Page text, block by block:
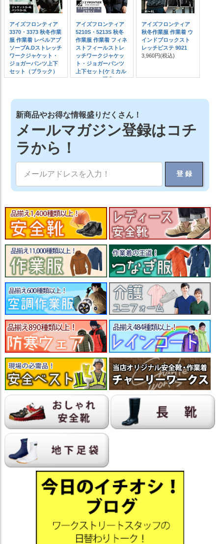
アイズフロンティア
3370・3373 秋冬作業
服 作業着 レペルアブ
ソーブA.Dストレッチ
ワークジャケット・
ジョガーパンツ上下
セット（ブラック）
S～5L
アイズフロンティア
5210S・5213S 秋冬
作業服 作業着 フィネ
ストフィールストレ
ッチワークジャケッ
ト・ジョガーパンツ
上下セット(ケミカル
チャコール限定モデ
アイズフロンティア
秋冬作業服 作業着 ウ
インドブロックスト
レッチピステ 9021
3,960円(税込)
新商品やお得な情報盛りだくさん！
メールマガジン登録はコチ
ラから！